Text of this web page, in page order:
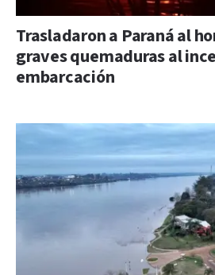
Trasladaron a Paraná al
graves quemaduras al
embarcación